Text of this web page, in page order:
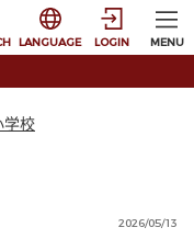
選択すると言語の切
LANGUAGE LOGIN MENU
学校
2026/05/13